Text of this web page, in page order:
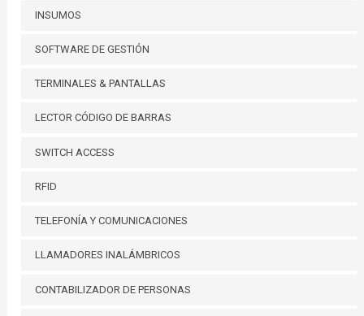
INSUMOS
SOFTWARE DE GESTIÓN
TERMINALES & PANTALLAS
LECTOR CÓDIGO DE BARRAS
SWITCH ACCESS
RFID
TELEFONÍA Y COMUNICACIONES
LLAMADORES INALÁMBRICOS
CONTABILIZADOR DE PERSONAS